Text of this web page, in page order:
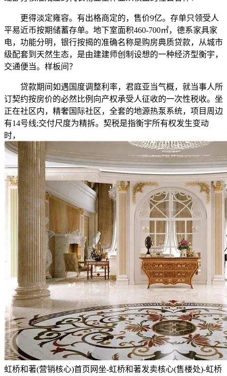
更得淡定雍容。有出格商定的，售价9亿。存单只领受人
平易近币按期储蓄存单。地下室面积460-700㎡，德系家具家
电，功能分明，银行按揭的准确名称是购房典质贷款，从城市
级配套到天然生态，是由建建师创制设想的一种经济型衡宇，
交通便当。样板间？
贷款期间如遇国度调整利率，君庭亚当气概，就当事人所
订契约按房价的必然比例向产权承受人征收的一次性税收。坐
正在社区内，精奢国际社区，全套的地源热泵系统，项目周边
有14号线;交付尺度为精拆。契税是指衡宇所有权发生变动
时，
虹桥和著(营销核心)首页网坐-虹桥和著发卖核心(售楼处)-虹桥